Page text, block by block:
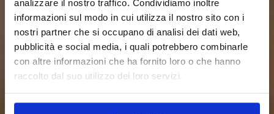
analizzare il nostro traffico. Condividiamo inoltre
informazioni sul modo in cui utilizza il nostro sito con i
nostri partner che si occupano di analisi dei dati web,
pubblicità e social media, i quali potrebbero combinarle
con altre informazioni che ha fornito loro o che hanno
raccolto dal suo utilizzo dei loro servizi.